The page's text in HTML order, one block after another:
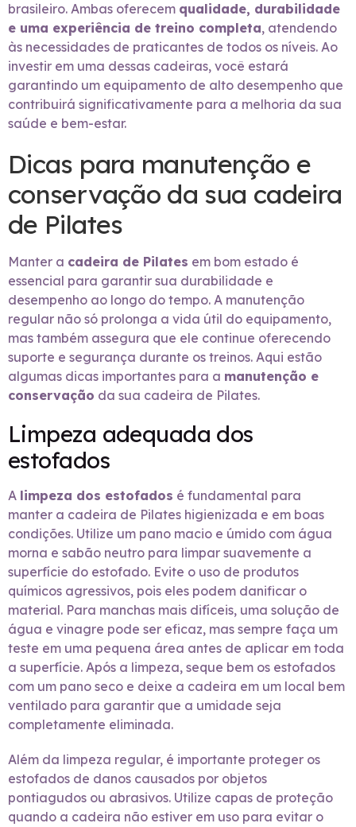
brasileiro. Ambas oferecem qualidade, durabilidade
e uma experiência de treino completa, atendendo
às necessidades de praticantes de todos os níveis. Ao
investir em uma dessas cadeiras, você estará
garantindo um equipamento de alto desempenho que
contribuirá significativamente para a melhoria da sua
saúde e bem-estar.
Dicas para manutenção e
conservação da sua cadeira
de Pilates
Manter a cadeira de Pilates em bom estado é
essencial para garantir sua durabilidade e
desempenho ao longo do tempo. A manutenção
regular não só prolonga a vida útil do equipamento,
mas também assegura que ele continue oferecendo
suporte e segurança durante os treinos. Aqui estão
algumas dicas importantes para a manutenção e
conservação da sua cadeira de Pilates.
Limpeza adequada dos
estofados
A limpeza dos estofados é fundamental para
manter a cadeira de Pilates higienizada e em boas
condições. Utilize um pano macio e úmido com água
morna e sabão neutro para limpar suavemente a
superfície do estofado. Evite o uso de produtos
químicos agressivos, pois eles podem danificar o
material. Para manchas mais difíceis, uma solução de
água e vinagre pode ser eficaz, mas sempre faça um
teste em uma pequena área antes de aplicar em toda
a superfície. Após a limpeza, seque bem os estofados
com um pano seco e deixe a cadeira em um local bem
ventilado para garantir que a umidade seja
completamente eliminada.
Além da limpeza regular, é importante proteger os
estofados de danos causados por objetos
pontiagudos ou abrasivos. Utilize capas de proteção
quando a cadeira não estiver em uso para evitar o